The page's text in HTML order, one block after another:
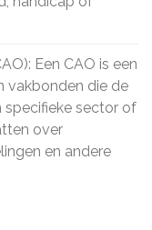
Een CAO is een
vakbonden die de
specifieke sector of
over
en andere